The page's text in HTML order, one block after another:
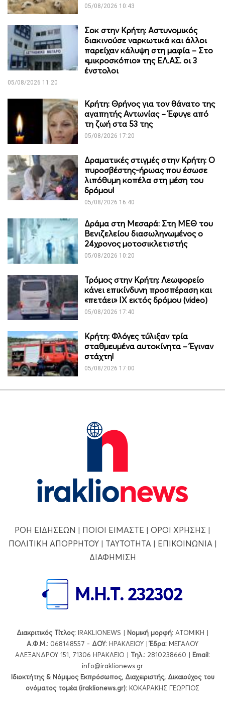
05/08/2026 10:43
Σοκ στην Κρήτη: Αστυνομικός
διακινούσε ναρκωτικά και άλλοι
παρείχαν κάλυψη στη μαφία – Στο
«μικροσκόπιο» της ΕΛ.ΑΣ. οι 3
ένστολοι
05/08/2026 11:20
Κρήτη: Θρήνος για τον θάνατο της
αγαπητής Αντωνίας – Έφυγε από
τη ζωή στα 53 της
05/08/2026 17:20
Δραματικές στιγμές στην Κρήτη: Ο
πυροσβέστης-ήρωας που έσωσε
λιπόθυμη κοπέλα στη μέση του
δρόμου!
05/08/2026 16:40
Δράμα στη Μεσαρά: Στη ΜΕΘ του
Βενιζελείου διασωληνωμένος ο
24χρονος μοτοσικλετιστής
05/08/2026 10:20
Τρόμος στην Κρήτη: Λεωφορείο
κάνει επικίνδυνη προσπέραση και
«πετάει» ΙΧ εκτός δρόμου (video)
05/08/2026 17:40
Κρήτη: Φλόγες τύλιξαν τρία
σταθμευμένα αυτοκίνητα – Έγιναν
στάχτη!
05/08/2026 17:00
ΡΟΗ ΕΙΔΗΣΕΩΝ | ΠΟΙΟΙ ΕΙΜΑΣΤΕ | ΟΡΟΙ ΧΡΗΣΗΣ |
ΠΟΛΙΤΙΚΗ ΑΠΟΡΡΗΤΟΥ| ΤΑΥΤΟΤΗΤΑ| ΕΠΙΚΟΙΝΩΝΙΑ|
ΔΙΑΦΗΜΙΣΗ
Διακριτικός Τίτλος: IRAKLIONEWS | Νομική μορφή: ΑΤΟΜΙΚΗ |
Α.Φ.Μ.: 068148557 - ΔΟΥ: ΗΡΑΚΛΕΙΟΥ |Έδρα: ΜΕΓΑΛΟΥ
ΑΛΕΞΑΝΔΡΟΥ 151, 71306 ΗΡΑΚΛΕΙΟ | Τηλ.: 2810238660 | Εmail:
info@iraklionews.gr
Ιδιοκτήτης & Νόμιμος Εκπρόσωπος, Διαχειριστής, Δικαιούχος του
ονόματος τομέα (iraklionews.gr): ΚΟΚΑΡΑΚΗΣ ΓΕΩΡΓΙΟΣ